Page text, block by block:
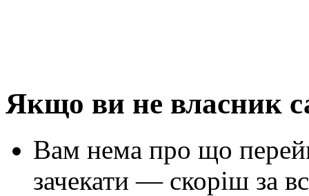
Якщо ви не власник
Вам нема про що
зачекати — скоріш за